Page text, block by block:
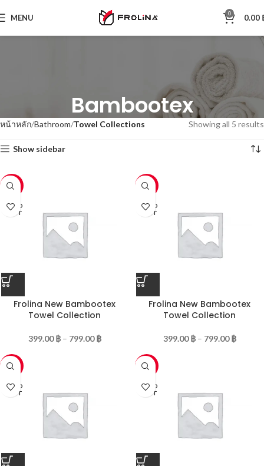
MENU 0 0.00
Bambootex
หน้าหลัก Bathroom Towel Collections Showing all 5 results
Show sidebar
-50%
SOLD
OUT
Frolina New Bambootex
Towel Collection
399.00฿ – 799.00฿
-50%
SOLD
OUT
Frolina New Bambootex
Towel Collection
399.00฿ – 799.00฿
-50%
SOLD
OUT
-50%
SOLD
OUT